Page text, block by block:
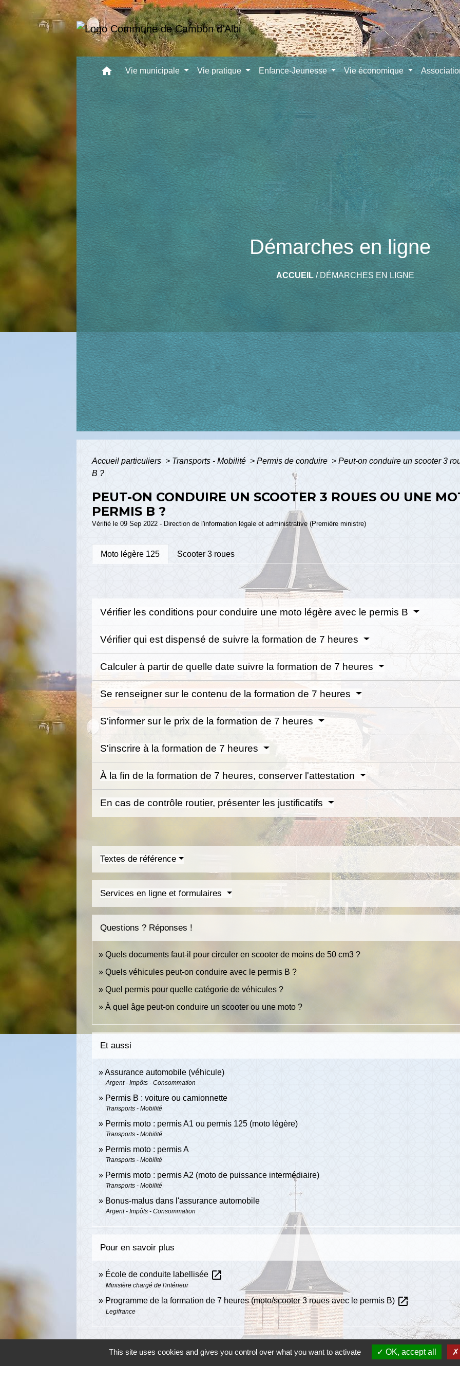
home Vie municipale Vie pratique Enfance-Jeunesse Vie économique
Démarches en ligne
ACCUEIL/DÉMARCHES EN LIGNE
Accueil particuliers > Transports - Mobilité > Permis de conduire > Peut-on conduire un scooter 3
B ?
PEUT-ON CONDUIRE UN SCOOTER 3 ROUES OU UNE
PERMIS B ?
Vérifié le 09 Sep 2022 - Direction de l'information légale et administrative (Première ministre)
Moto légère 125 Scooter 3 roues
Vérifier les conditions pour conduire une moto légère avec le permis B
Vérifier qui est dispensé de suivre la formation de 7 heures
Calculer à partir de quelle date suivre la formation de 7 heures
Se renseigner sur le contenu de la formation de 7 heures
S'informer sur le prix de la formation de 7 heures
S'inscrire à la formation de 7 heures
À la fin de la formation de 7 heures, conserver l'attestation
En cas de contrôle routier, présenter les justificatifs
Textes de référence
Services en ligne et formulaires
Questions ? Réponses !
Quels documents faut-il pour circuler en scooter de moins de 50 cm3 ?
Quels véhicules peut-on conduire avec le permis B ?
Quel permis pour quelle catégorie de véhicules ?
À quel âge peut-on conduire un scooter ou une moto ?
Et aussi
Assurance automobile (véhicule)
Argent - Impôts - Consommation
Permis B : voiture ou camionnette
Transports - Mobilité
Permis moto : permis A1 ou permis 125 (moto légère)
Transports - Mobilité
Permis moto : permis A
Transports - Mobilité
Permis moto : permis A2 (moto de puissance intermédiaire)
Transports - Mobilité
Bonus-malus dans l'assurance automobile
Argent - Impôts - Consommation
Pour en savoir plus
École de conduite labellisée open_in_new
Ministère chargé de l'intérieur
Programme de la formation de 7 heures (moto/scooter 3 roues avec le permis B) open_in_new
Legifrance
This site uses cookies and gives you control over what you want to activate
OK, accept all